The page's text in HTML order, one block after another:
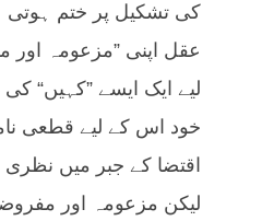
کی تشکیل پر ختم
عقل اپنی ”مزعومہ
لیے ایک ایسے ”کہیں“
خود اس کے لیے قطعی
اقتضا کے جبر میں
لیکن مزعومہ اور